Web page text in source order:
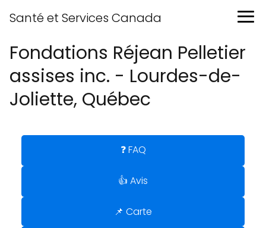
Santé et Services Canada
Fondations Réjean Pelletier
assises inc. - Lourdes-de-
Joliette, Québec
❓ FAQ
👍 Avis
📌 Carte